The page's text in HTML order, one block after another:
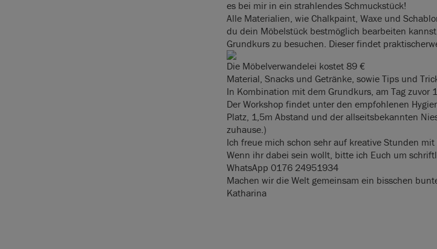
es bei mir in ein strahlendes Schmuckstück!
Alle Materialien, wie Chalkpaint, Waxe und
du dein Möbelstück bestmöglich bearbeiten
Grundkurs zu besuchen. Dieser findet
Die Möbelverwandelei kostet 89 €
Material, Snacks und Getränke, sowie Tips und
In Kombination mit dem Grundkurs, am Tag zuvor
Der Workshop findet unter den empfohlenen
Platz, 1,5m Abstand und der allseitsbekannten
zuhause.)
Ich freue mich schon sehr auf kreative Stunden mit
Wenn ihr dabei sein wollt, bitte ich Euch um
WhatsApp 0176 24951934
Machen wir die Welt gemeinsam ein bisschen
Katharina